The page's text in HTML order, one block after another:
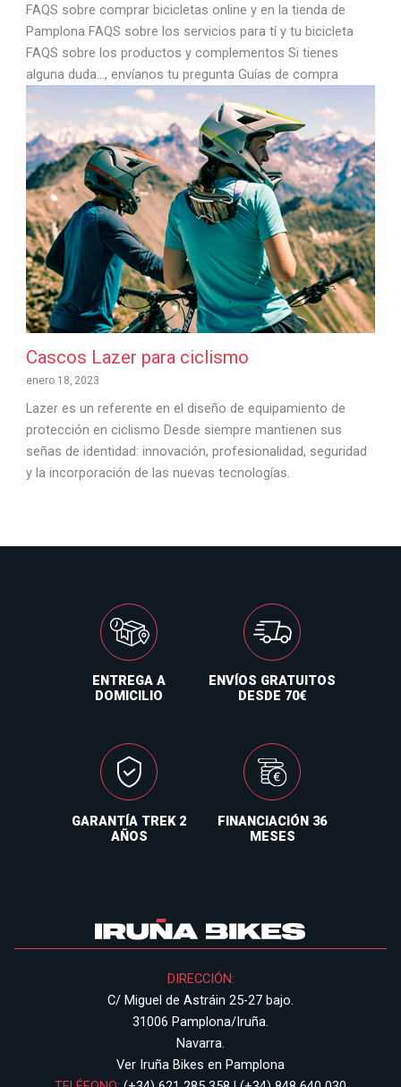
FAQS sobre comprar bicicletas online y en la tienda de
Pamplona FAQS sobre los servicios para tí y tu bicicleta
FAQS sobre los productos y complementos Si tienes
alguna duda…, envíanos tu pregunta Guías de compra
Cascos Lazer para ciclismo
enero 18, 2023
Lazer es un referente en el diseño de equipamiento de
protección en ciclismo Desde siempre mantienen sus
señas de identidad: innovación, profesionalidad, seguridad
y la incorporación de las nuevas tecnologías.
ENTREGA A
DOMICILIO
ENVÍOS GRATUITOS
DESDE 70€
GARANTÍA TREK 2
AÑOS
FINANCIACIÓN 36
MESES
DIRECCIÓN:
C/ Miguel de Astráin 25-27 bajo.
31006 Pamplona/Iruña.
Navarra.
Ver Iruña Bikes en Pamplona